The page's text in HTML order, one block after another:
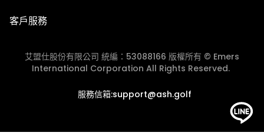
【退貨說明】
時間起算7天)。
污漬或化妝品等痕跡，且不影響2次銷售。商品的外包裝需
完好無損（包括外包裝箱或外包裝袋，請不要直接在商品外
包裝或鞋盒上面黏貼膠帶，請在商品外加盒子和袋子），且
客戶服務
會員中心
艾盟仕股份有限公司 統編：53088166 版權所有 © Emers
International Corporation All Rights Reserved.
服務信箱:support@ash.golf